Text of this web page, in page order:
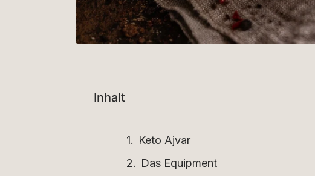
Inhalt
Keto Ajvar
Das Equipment